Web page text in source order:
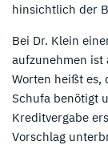
hinsichtlich der
Bei Dr. Klein
aufzunehmen ist
Worten heißt es,
Schufa benötigt
Kreditvergabe
Vorschlag